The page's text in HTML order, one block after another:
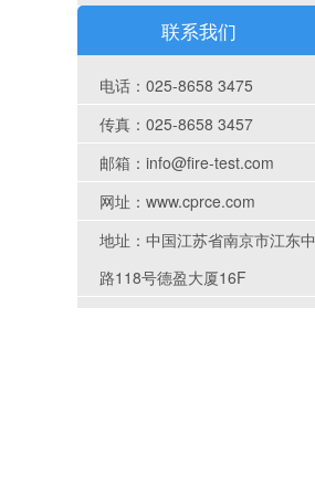
联系我们
电话：025-8658 3475
传真：025-8658 3457
邮箱：info@fire-test.com
网址：www.cprce.com
地址：中国江苏省南京市江东中
路118号德盈大厦16F